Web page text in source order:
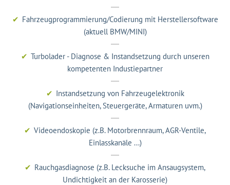
Fahrzeugprogrammierung/Codierung mit Herstellersoftware
(aktuell BMW/MINI)
Turbolader - Diagnose & Instandsetzung durch unseren
kompetenten Industiepartner
Instandsetzung von Fahrzeugelektronik
(Navigationseinheiten, Steuergeräte, Armaturen uvm.)
Videoendoskopie (z.B. Motorbrennraum, AGR-Ventile,
Einlasskanäle ...)
Rauchgasdiagnose (z.B. Lecksuche im Ansaugsystem,
Undichtigkeit an der Karosserie)